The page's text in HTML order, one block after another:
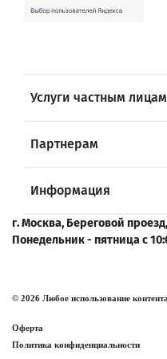
Услуги частным лицам
Партнерам
Информация
г. Москва, Береговой
Понедельник - пятница с
© 2026 Любое использование
Оферта
Политика конфиденциальности